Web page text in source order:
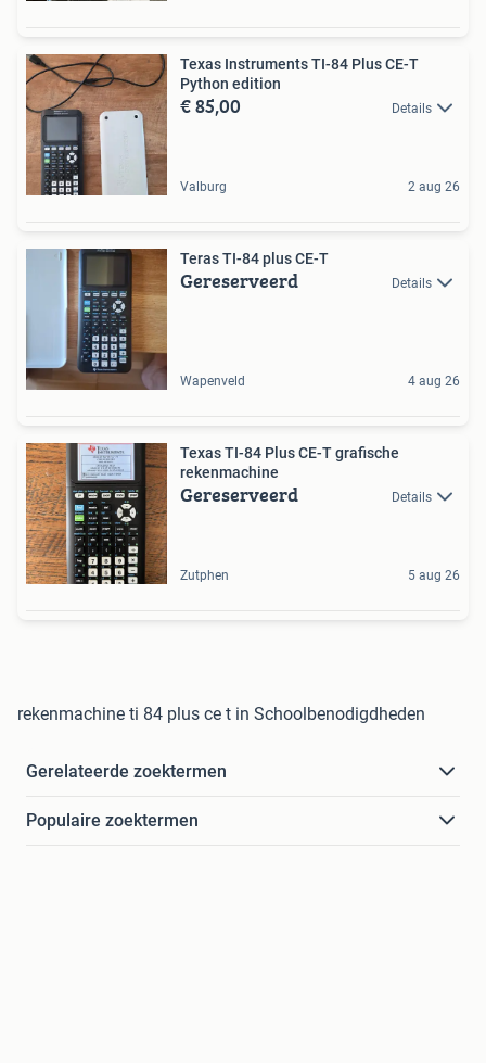
Texas Instruments TI-84 Plus CE-T
Python edition
€ 85,00 Details
Valburg 2 aug 26
Teras TI-84 plus CE-T
Gereserveerd Details
Wapenveld 4 aug 26
Texas TI-84 Plus CE-T grafische
rekenmachine
Gereserveerd Details
Zutphen 5 aug 26
rekenmachine ti 84 plus ce t in Schoolbenodigdheden
Gerelateerde zoektermen
Populaire zoektermen